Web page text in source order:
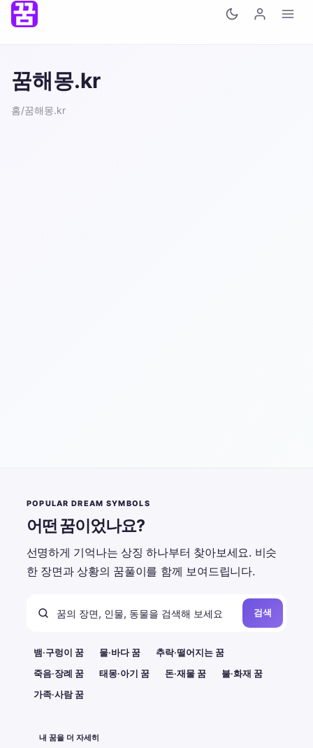
꿈해몽.kr
홈/꿈해몽.kr
POPULAR DREAM SYMBOLS
어떤 꿈이었나요?
선명하게 기억나는 상징 하나부터 찾아보세요. 비슷
한 장면과 상황의 꿈풀이를 함께 보여드립니다.
검색
뱀·구렁이 꿈 물·바다 꿈
추락·떨어지는 꿈
죽음·장례 꿈
태몽·아기 꿈 돈·재물 꿈
불·화재 꿈
가족·사람 꿈
내 꿈을 더 자세히